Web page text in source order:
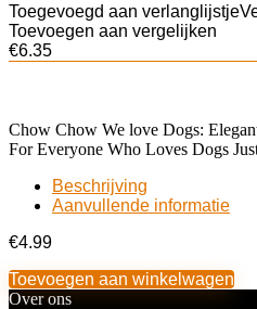
Toegevoegd aan verlanglijstje
Toevoegen aan vergelijken
€6.35
Chow Chow We love Dogs:
For Everyone Who Loves Dogs
Beschrijving
Aanvullende informatie
€4.99
Toevoegen aan winkelwagen
Over ons